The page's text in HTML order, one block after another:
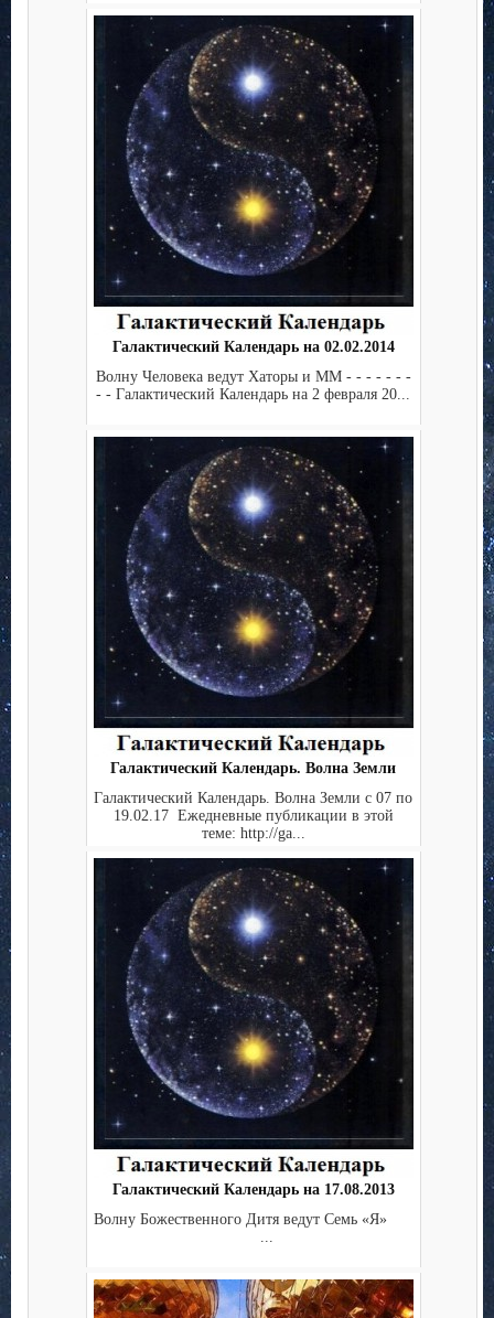
Галактический Календарь на 02.02.2014
Волну Человека ведут Хаторы и ММ - - - - - - -
- - Галактический Календарь на 2 февраля 20...
Галактический Календарь. Волна Земли
Галактический Календарь. Волна Земли с 07 по
19.02.17 Ежедневные публикации в этой
теме: http://ga...
Галактический Календарь на 17.08.2013
Волну Божественного Дитя ведут Семь «Я»